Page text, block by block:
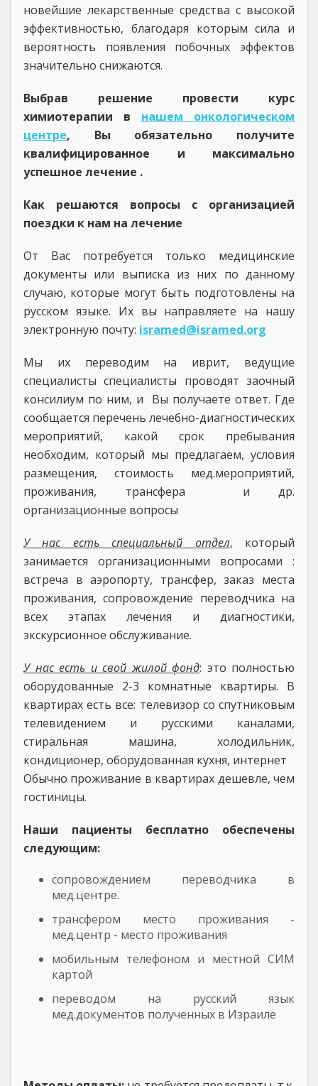
новейшие лекарственные средства с высокой
эффективностью, благодаря которым сила и
вероятность появления побочных эффектов
значительно снижаются.
Выбрав решение провести курс
химиотерапии в нашем онкологическом
центре, Вы обязательно получите
квалифицированное и максимально
успешное лечение .
Как решаются вопросы с организацией
поездки к нам на лечение
От Вас потребуется только медицинские
документы или выписка из них по данному
случаю, которые могут быть подготовлены на
русском языке. Их вы направляете на нашу
электронную почту: isramed@isramed.org
Мы их переводим на иврит, ведущие
специалисты специалисты проводят заочный
консилиум по ним, и Вы получаете ответ. Где
сообщается перечень лечебно-диагностических
мероприятий, какой срок пребывания
необходим, который мы предлагаем, условия
размещения, стоимость мед.мероприятий,
проживания, трансфера и др.
организационные вопросы
У нас есть специальный отдел, который
занимается организационными вопросами :
встреча в аэропорту, трансфер, заказ места
проживания, сопровождение переводчика на
всех этапах лечения и диагностики,
экскурсионное обслуживание.
У нас есть и свой жилой фонд: это полностью
оборудованные 2-3 комнатные квартиры. В
квартирах есть все: телевизор со спутниковым
телевидением и русскими каналами,
стиральная машина, холодильник,
кондиционер, оборудованная кухня, интернет
Обычно проживание в квартирах дешевле, чем
гостиницы.
Наши пациенты бесплатно обеспечены
следующим:
сопровождением переводчика в
мед.центре.
трансфером место проживания -
мед.центр - место проживания
мобильным телефоном и местной СИМ
картой
переводом на русский язык
мед.документов полученных в Израиле